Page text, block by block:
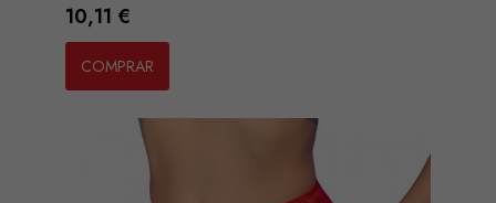
Preço
10,11 €
COMPRAR